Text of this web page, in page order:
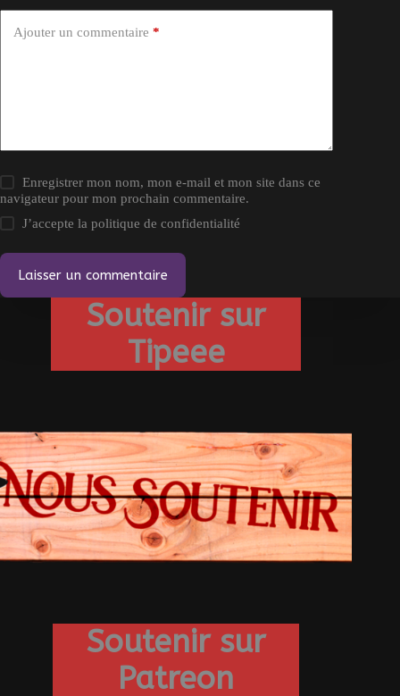
Ajouter un commentaire *
Enregistrer mon nom, mon e-mail et mon site dans ce
navigateur pour mon prochain commentaire.
J’accepte lapolitique de confidentialité
Laisser un commentaire
Soutenir sur
Tipeee
Soutenir sur
Patreon